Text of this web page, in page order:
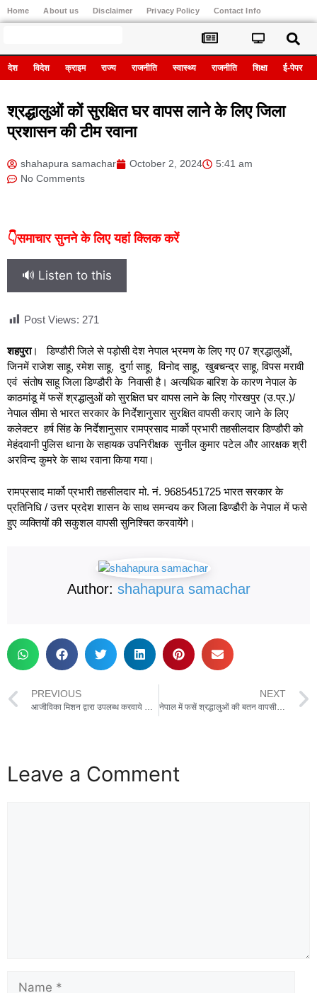
Home About us Disclaimer Privacy Policy Contact Info
देश विदेश क्राइम राज्य राजनीति स्वास्थ्य राजनीति शिक्षा ई-पेपर
श्रद्धालुओं कों सुरक्षित घर वापस लाने के लिए जिला
प्रशासन की टीम रवाना
shahapura samachar October 2, 2024
5:41 am
No Comments
👇समाचार सुनने के लिए यहां क्लिक करें
🔊 Listen to this
Post Views: 271
शहपुरा। डिण्डौरी जिले से पड़ोसी देश नेपाल भ्रमण के लिए गए 07 श्रद्धालुओं,
जिनमें राजेश साहू, रमेश साहू, दुर्गा साहू, विनोद साहू, खुबचन्द्र साहू, विपस मरावी
एवं संतोष साहू जिला डिण्डौरी के निवासी है। अत्यधिक बारिश के कारण नेपाल के
काठमांडू में फसें श्रद्धालुओं को सुरक्षित घर वापस लाने के लिए गोरखपुर (उ.प्र.)/
नेपाल सीमा से भारत सरकार के निर्देशानुसार सुरक्षित वापसी कराए जाने के लिए
कलेक्टर हर्ष सिंह के निर्देशानुसार रामप्रसाद मार्को प्रभारी तहसीलदार डिण्डौरी को
मेहंदवानी पुलिस थाना के सहायक उपनिरीक्षक सुनील कुमार पटेल और आरक्षक श्री
अरविन्द कुमरे के साथ रवाना किया गया।
रामप्रसाद मार्को प्रभारी तहसीलदार मो. नं. 9685451725 भारत सरकार के
प्रतिनिधि / उत्तर प्रदेश शासन के साथ समन्वय कर जिला डिण्डौरी के नेपाल में फसे
हुए व्यक्तियों की सकुशल वापसी सुनिश्चित करवायेंगे।
Author: shahapura samachar
PREVIOUS
आजीविका मिशन द्वारा उपलब्ध करवाये जा रहे स्वरोजगार के अवसर
NEXT
नेपाल में फसें श्रद्धालुओं की बतन वापसी ,सरकार को दिया धन्यवाद
Leave a Comment